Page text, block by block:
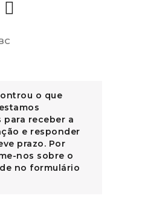
o que
para receber a
e responder
prazo. Por
nos sobre o
no formulário